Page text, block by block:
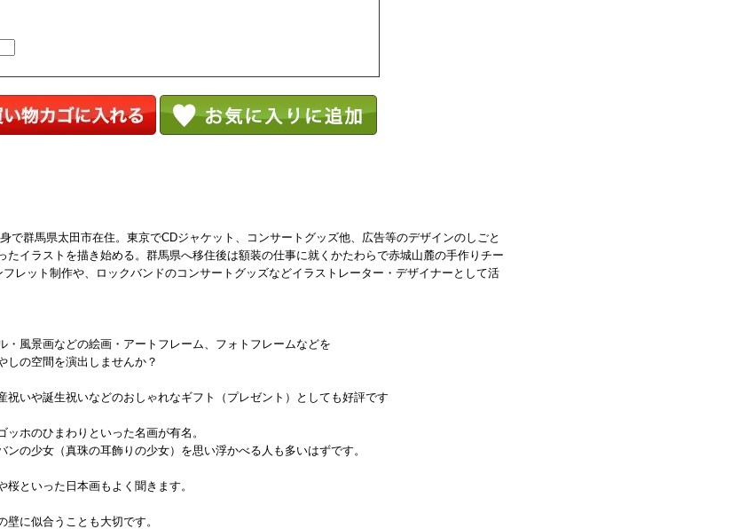
で群馬県太田市在住。東京でCDジャケット、コンサートグッズ他、広告等のデザインのしごと
たイラストを描き始める。群馬県へ移住後は額装の仕事に就くかたわらで赤城山麓の手作りチー
レット制作や、ロックバンドのコンサートグッズなどイラストレーター・デザイナーとして活
・風景画などの絵画・アートフレーム、フォトフレームなどを
しの空間を演出しませんか？
祝いや誕生祝いなどのおしゃれなギフト（プレゼント）としても好評です
ホのひまわりといった名画が有名。
の少女（真珠の耳飾りの少女）を思い浮かべる人も多いはずです。
といった日本画もよく聞きます。
に似合うことも大切です。